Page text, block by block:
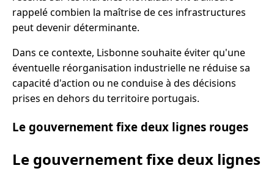
rappelé combien la maîtrise de ces infrastructures
peut devenir déterminante.
Dans ce contexte, Lisbonne souhaite éviter qu'une
éventuelle réorganisation industrielle ne réduise sa
capacité d'action ou ne conduise à des décisions
prises en dehors du territoire portugais.
Le gouvernement fixe deux lignes rouges
Le gouvernement fixe deux lignes